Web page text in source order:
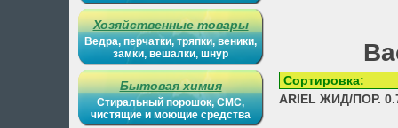
Хозяйственные товары
Ведра, перчатки, тряпки, веники,
замки, вешалки, шнур
Бытовая химия
Стиральный порошок, СМС,
чистящие и моющие средства
ARIEL ЖИД/ПОР.